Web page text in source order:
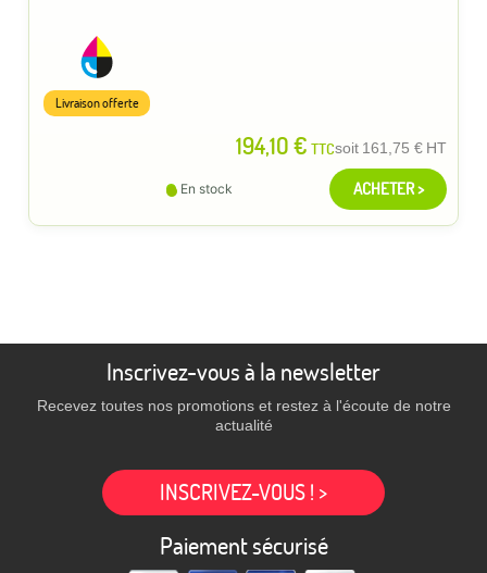
194,10 € TTCsoit 161,75 € HT
Livraison offerte
En stock ACHETER >
Inscrivez-vous à la newsletter
Recevez toutes nos promotions et restez à l'écoute de notre
actualité
INSCRIVEZ-VOUS ! >
Paiement sécurisé